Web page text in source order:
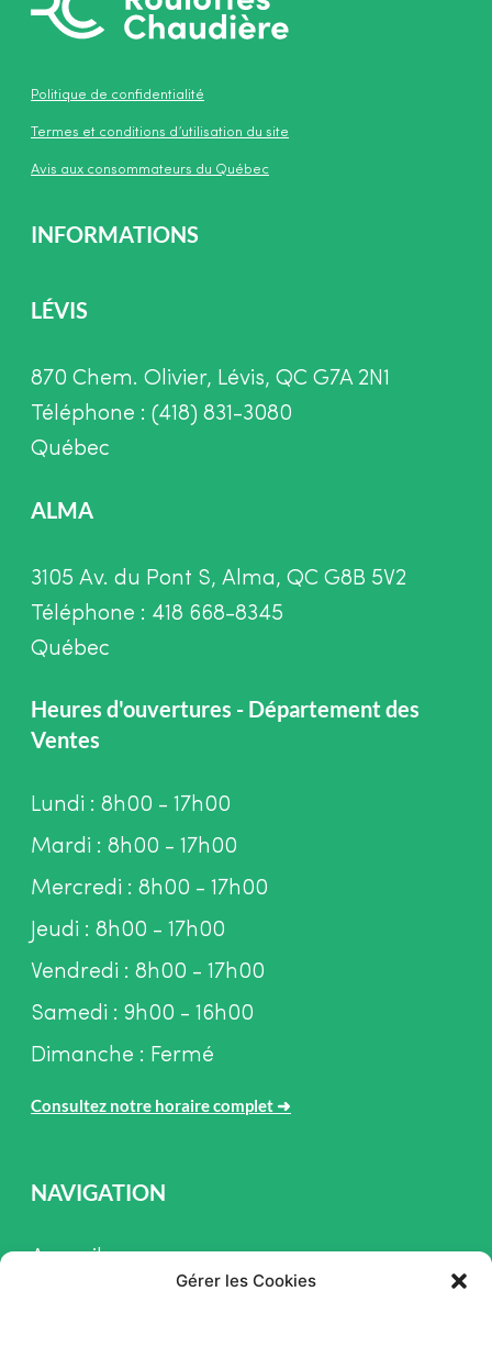
Gérer les Cookies
Politique de confidentialité
Termes et conditions d’utilisation du site
Avis aux consommateurs du Québec
INFORMATIONS
LÉVIS
870 Chem. Olivier, Lévis, QC G7A 2N1
Téléphone : (418) 831-3080
Québec
ALMA
3105 Av. du Pont S, Alma, QC G8B 5V2
Téléphone : 418 668-8345
Québec
Heures d'ouvertures - Département des
Ventes
Lundi : 8h00 - 17h00
Mardi : 8h00 - 17h00
Mercredi : 8h00 - 17h00
Jeudi : 8h00 - 17h00
Vendredi : 8h00 - 17h00
Samedi : 9h00 - 16h00
Dimanche : Fermé
Consultez notre horaire complet ➜
NAVIGATION
Accueil